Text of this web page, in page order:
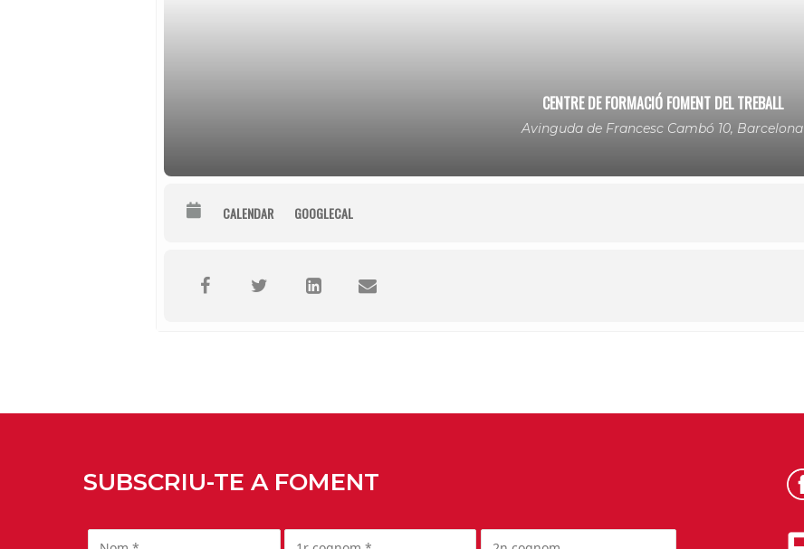
CENTRE DE FORMACIÓ FOMENT DEL TREBALL
Avinguda de Francesc Cambó 10, Barcelona
CALENDAR GOOGLECAL
SUBSCRIU-TE A FOMENT